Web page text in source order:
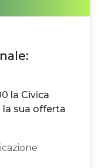
la Civica
la sua offerta